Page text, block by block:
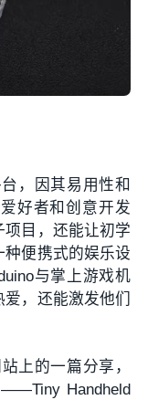
，因其易用性和
好者和创意开发
目，还能让初学
便携式的娱乐设
与掌上游戏机
，还能激发他们
上的一篇分享，
Handheld